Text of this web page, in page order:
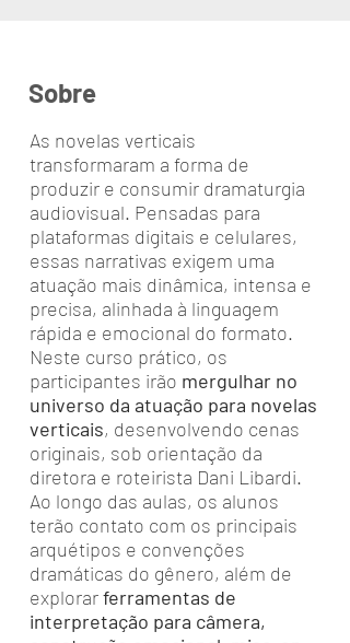
Sobre
As novelas verticais
transformaram a forma de
produzir e consumir dramaturgia
audiovisual. Pensadas para
plataformas digitais e celulares,
essas narrativas exigem uma
atuação mais dinâmica, intensa e
precisa, alinhada à linguagem
rápida e emocional do formato.
Neste curso prático, os
participantes irão mergulhar no
universo da atuação para novelas
verticais, desenvolvendo cenas
originais, sob orientação da
diretora e roteirista Dani Libardi.
Ao longo das aulas, os alunos
terão contato com os principais
arquétipos e convenções
dramáticas do gênero, além de
explorarferramentas de
interpretação para câmera,